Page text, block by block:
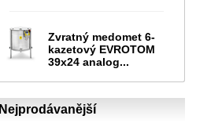
Zvratný medomet 6-
kazetový EVROTOM
39x24 analog...
Nejprodávanější